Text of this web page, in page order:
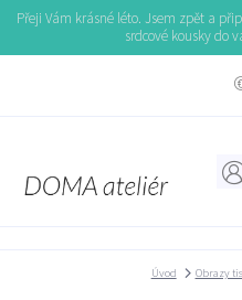
Přeji Vám krásné léto. Jsem zpět a
srdcové kousky do
Úvod Obrazy